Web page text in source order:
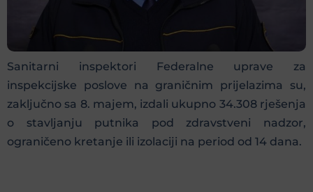
Sanitarni inspektori Federalne uprave za
inspekcijske poslove na graničnim prijelazima su,
zaključno sa 8. majem, izdali ukupno 34.308 rješenja
o stavljanju putnika pod zdravstveni nadzor,
ograničeno kretanje ili izolaciji na period od 14 dana.